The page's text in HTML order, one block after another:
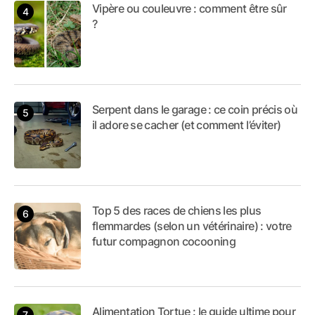
Vipère ou couleuvre : comment être sûr
?
Serpent dans le garage : ce coin précis où
il adore se cacher (et comment l’éviter)
Top 5 des races de chiens les plus
flemmardes (selon un vétérinaire) : votre
futur compagnon cocooning
Alimentation Tortue : le guide ultime pour